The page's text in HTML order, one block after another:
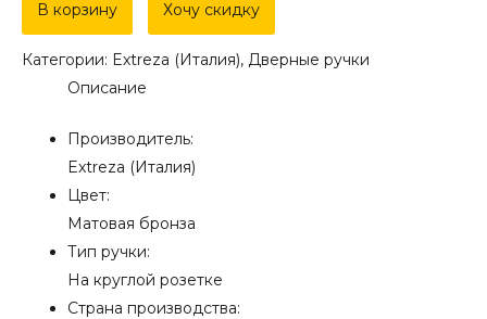
Дверная
ручка
Extreza
"BERTA"
розетке
матовая
бронза
В корзину Хочу скидку
Категории: Extreza (Италия), Дверные ручки
Описание
Производитель:
Extreza (Италия)
Цвет:
Матовая бронза
Тип ручки:
На круглой розетке
Страна производства: